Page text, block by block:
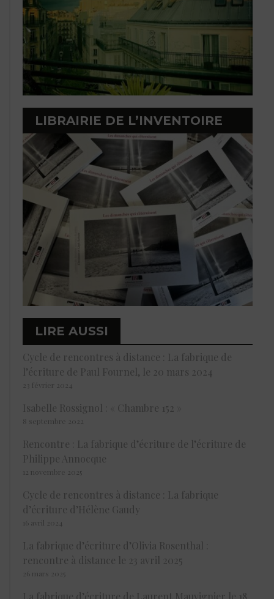
LIBRAIRIE DE L’INVENTOIRE
LIRE AUSSI
Cycle de rencontres à distance : La fabrique de
l’écriture de Paul Fournel, le 20 mars 2024
23 février 2024
Isabelle Rossignol : « Chambre 152 »
8 septembre 2022
Rencontre : La fabrique d’écriture de l’écriture de
Philippe Annocque
12 novembre 2025
Cycle de rencontres à distance : La fabrique
d’écriture d’Hélène Gaudy
16 avril 2024
La fabrique d’écriture d’Olivia Rosenthal :
rencontre à distance le 23 avril 2025
26 mars 2025
La fabrique d’écriture de Laurent Mauvignier le 18